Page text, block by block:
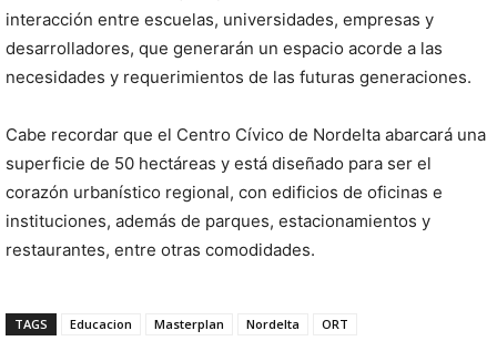
interacción entre escuelas, universidades, empresas y
desarrolladores, que generarán un espacio acorde a las
necesidades y requerimientos de las futuras generaciones.
Cabe recordar que el Centro Cívico de Nordelta abarcará una
superficie de 50 hectáreas y está diseñado para ser el
corazón urbanístico regional, con edificios de oficinas e
instituciones, además de parques, estacionamientos y
restaurantes, entre otras comodidades.
TAGS Educacion Masterplan Nordelta ORT